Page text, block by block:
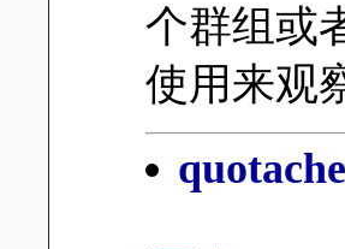
个群组或
使用来观